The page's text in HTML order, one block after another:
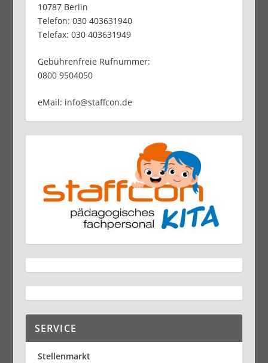
10787 Berlin
Telefon: 030 403631940
Telefax: 030 403631949
Gebührenfreie Rufnummer:
0800 9504050
eMail: info@staffcon.de
SERVICE
Stellenmarkt